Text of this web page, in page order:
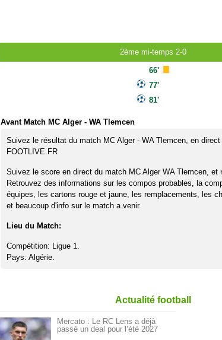
2ème mi-temps 2-0
66'
77'
81'
Avant Match MC Alger - WA Tlemcen
Suivez le résultat du match MC Alger - WA Tlemcen, en direct
FOOTLIVE.FR
Suivez le score en direct du match MC Alger WA Tlemcen, et
Retrouvez des informations sur les compos probables, la
équipes, les cartons rouge et jaune, les remplacements, les
et beaucoup d'info sur le match a venir.
Lieu du Match:
Compétition: Ligue 1.
Pays: Algérie.
Actualité football
Mercato : Le RC Lens a déjà
passé un deal pour l’été 2027